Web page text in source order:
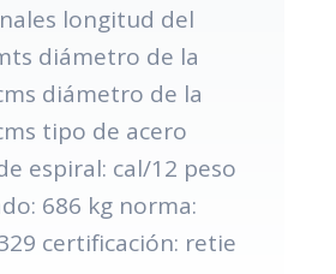
longitud del
diámetro de la
diámetro de la
tipo de acero
espiral: cal/12 peso
686 kg norma:
certificación: retie